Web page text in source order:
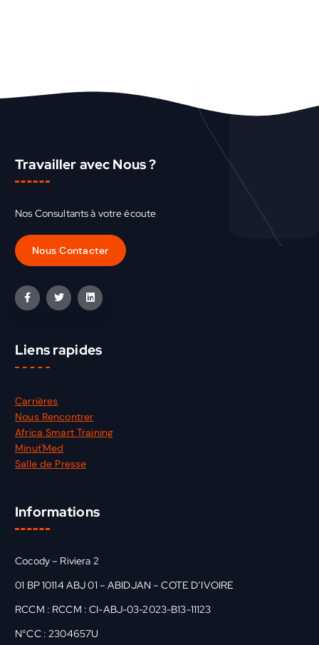
Travailler avec Nous ?
Nos Consultants à votre écoute
Liens rapides
Carrières
Nous Rencontrer
Africa Smart Training
Minut'Med
Salle de Presse
Informations
Cocody – Riviera 2
01 BP 10114 ABJ 01 – ABIDJAN – COTE D’IVOIRE
RCCM : RCCM : CI-ABJ-03-2023-B13-11123
N°CC : 2304657U